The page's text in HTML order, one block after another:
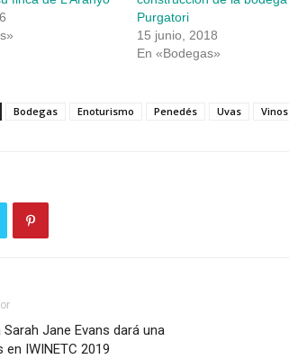
Purgatori
15 junio, 2018
En «Bodegas»
Bodegas Enoturismo Penedés Uvas Vinos
Jane Evans dará una
IWINETC 2019